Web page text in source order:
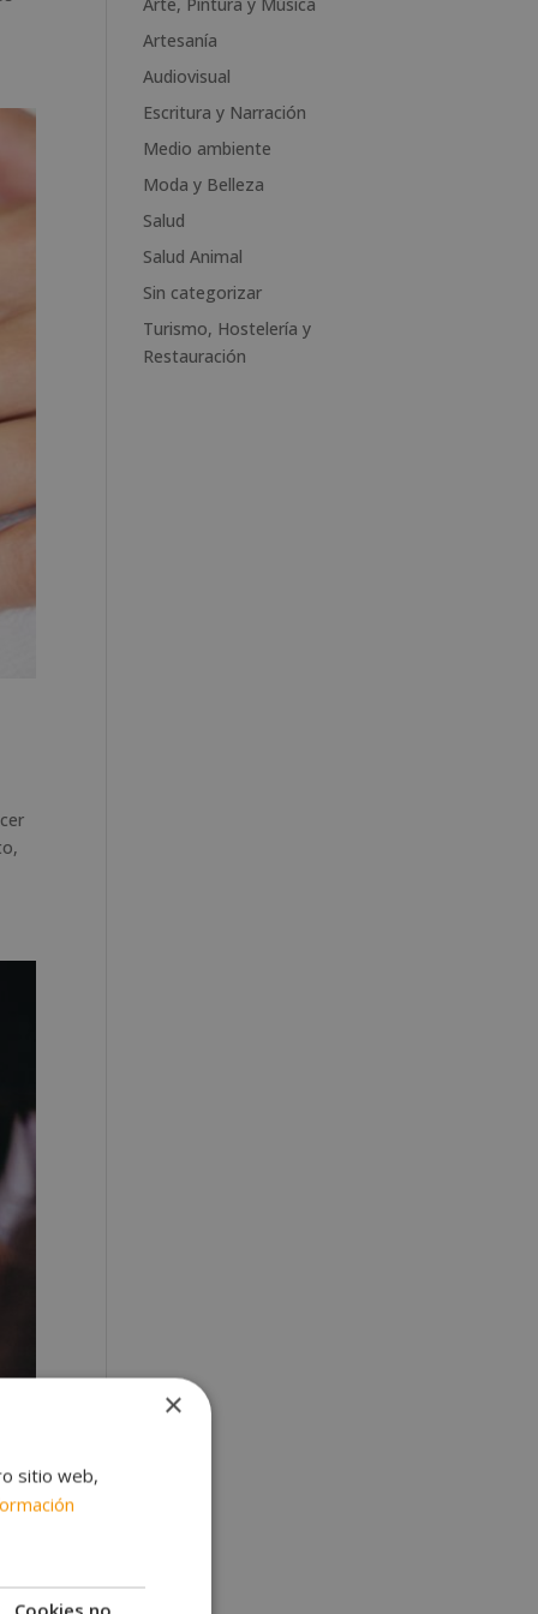
r
n
i
v
e
Artesanía
Audiovisual
Escritura y Narración
Medio ambiente
Moda y Belleza
Salud
Salud Animal
Sin categorizar
Turismo, Hostelería y
Restauración
×
sitio web,